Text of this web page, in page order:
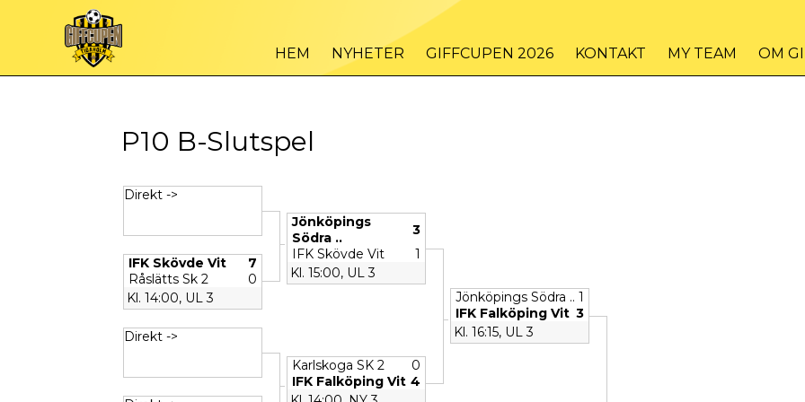
HEM NYHETER GIFFCUPEN 2026 KONTAKT MY TEAM OM
P10 B-Slutspel
Direkt ->
IFK Skövde Vit
7
Råslätts Sk 2
0
Kl. 14:00, UL 3
Direkt ->
Jönköpings
Södra ..
3
IFK Skövde Vit
1
Kl. 15:00, UL 3
Karlskoga SK 2
0
IFK Falköping Vit 4
Jönköpings Södra .. 1
IFK Falköping Vit 3
Kl. 16:15, UL 3